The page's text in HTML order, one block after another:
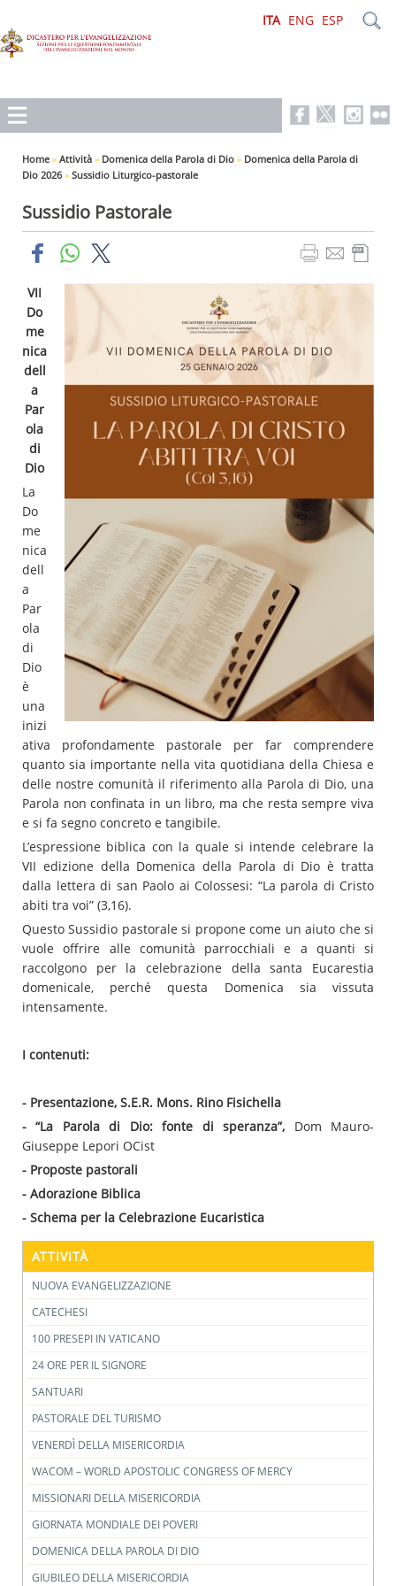
ITA ENG ESP
Home » Attività » Domenica della Parola di Dio » Domenica della Parola di
Dio 2026» Sussidio Liturgico-pastorale
Sussidio Pastorale
VII
Do
me
nica
dell
a
Par
ola
di
Dio
La
Do
me
nica
dell
a
Par
ola
di
Dio
è
una
inizi
ativa profondamente pastorale per far comprendere
quanto sia importante nella vita quotidiana della Chiesa e
delle nostre comunità il riferimento alla Parola di Dio, una
Parola non confinata in un libro, ma che resta sempre viva
e si fa segno concreto e tangibile.
L’espressione biblica con la quale si intende celebrare la
VII edizione della Domenica della Parola di Dio è tratta
dalla lettera di san Paolo ai Colossesi: “La parola di Cristo
abiti tra voi” (3,16).
Questo Sussidio pastorale si propone come un aiuto che si
vuole offrire alle comunità parrocchiali e a quanti si
raccolgono per la celebrazione della santa Eucarestia
domenicale, perché questa Domenica sia vissuta
intensamente.
I contenuti:
- Presentazione, S.E.R. Mons. Rino Fisichella
- “La Parola di Dio: fonte di speranza”, Dom Mauro-
Giuseppe Lepori OCist
- Proposte pastorali
- Adorazione Biblica
- Schema per la Celebrazione Eucaristica
ATTIVITÀ
NUOVA EVANGELIZZAZIONE
CATECHESI
100 PRESEPI IN VATICANO
24 ORE PER IL SIGNORE
SANTUARI
PASTORALE DEL TURISMO
VENERDÌ DELLA MISERICORDIA
WACOM – WORLD APOSTOLIC CONGRESS OF MERCY
MISSIONARI DELLA MISERICORDIA
GIORNATA MONDIALE DEI POVERI
DOMENICA DELLA PAROLA DI DIO
GIUBILEO DELLA MISERICORDIA